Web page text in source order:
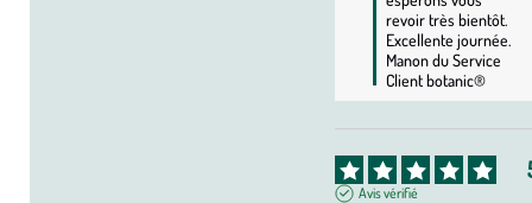
revoir très bientôt.
Excellente journée.
Manon du Service
Client botanic®
Avis vérifié